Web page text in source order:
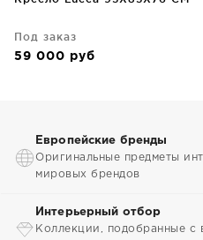
Под заказ
59 000 руб
Европейские бренды
Оригинальные предметы
мировых брендов
Интерьерный отбор
Коллекции, подобранные с